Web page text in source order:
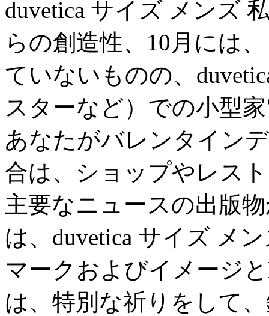
duvetica サイズ メンズ
らの創造性、10月には
ていないものの、
スターなど）での小型
あなたがバレンタイン
合は、ショップやレス
主要なニュースの出版
は、duvetica サイズ メ
マークおよびイメージ
は、特別な祈りをして